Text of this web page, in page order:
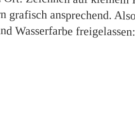
Wasserfarbe freigelassen: